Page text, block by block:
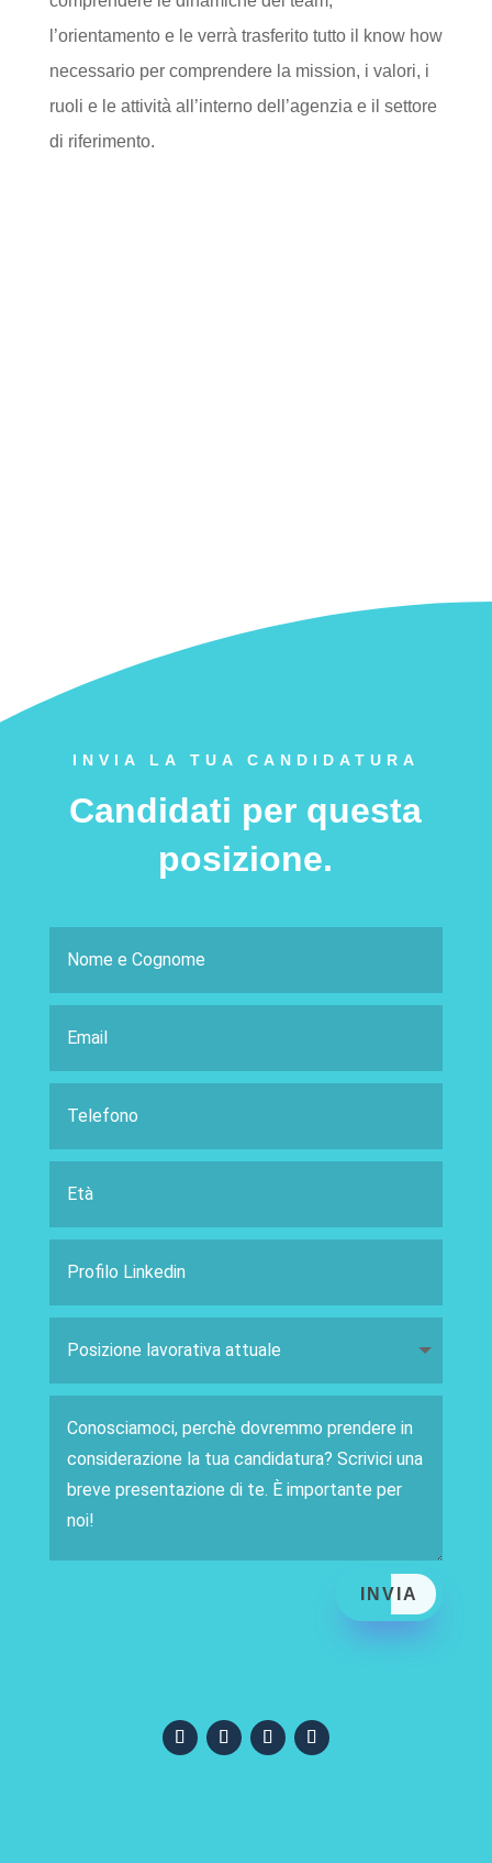
l’orientamento e le verrà trasferito tutto il know how
necessario per comprendere la mission, i valori, i
ruoli e le attività all’interno dell’agenzia e il settore
di riferimento.
INVIA LA TUA CANDIDATURA
Candidati per questa
posizione.
INVIA